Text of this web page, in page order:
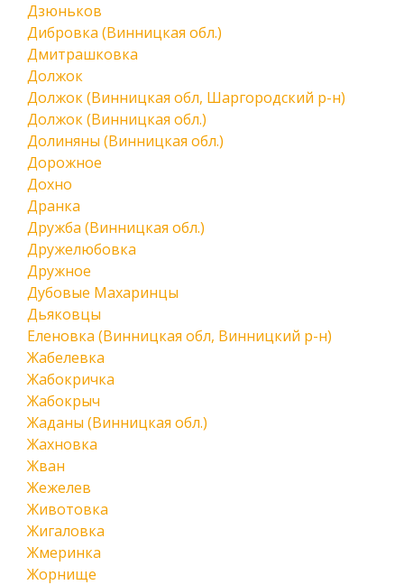
Дзюньков
Дибровка (Винницкая обл.)
Дмитрашковка
Должок
Должок (Винницкая обл, Шаргородский р-н)
Должок (Винницкая обл.)
Долиняны (Винницкая обл.)
Дорожное
Дохно
Дранка
Дружба (Винницкая обл.)
Дружелюбовка
Дружное
Дубовые Махаринцы
Дьяковцы
Еленовка (Винницкая обл, Винницкий р-н)
Жабелевка
Жабокричка
Жабокрыч
Жаданы (Винницкая обл.)
Жахновка
Жван
Жежелев
Животовка
Жигаловка
Жмеринка
Жорнище